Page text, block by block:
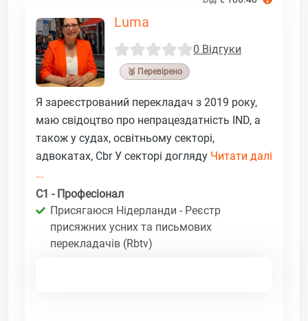
Luma
0 Відгуки
🥉 Перевірено
Я зареєстрований перекладач з 2019 року,
маю свідоцтво про непрацездатність IND, а
також у судах, освітньому секторі,
адвокатах, Cbr У секторі догляду Читати далі
...
C1 - Професіонал
Присягаюся Нідерланди - Реєстр
присяжних усних та письмових
перекладачів (Rbtv)